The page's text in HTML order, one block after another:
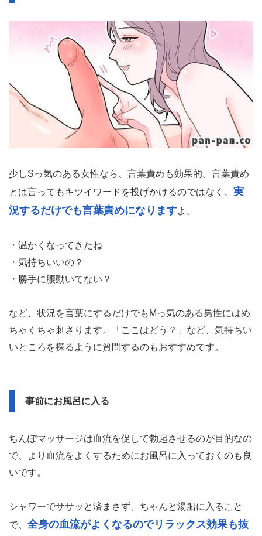
少しSっ気のある女性なら、言葉責めも効果的。言葉責め
とは言ってもキツイワードを投げかけるのではなく、 実
況するだけでも言葉責めになりますよ。
・温かくなってきたね
・気持ちいいの？
・勝手に腰動いてない？
など、状況を言葉にするだけでもMっ気のある男性にはめ
ちゃくちゃ刺さります。「ここはどう？」など、気持ちい
いところを探るように質問するのもおすすめです。
事前にお風呂に入る
ちんぽマッサージは血流を促して勃起させるのが目的なの
で、より血流をよくするためにお風呂に入っておくのも良
いです。
シャワーでササッと済まさず、ちゃんと湯船に入ること
で、 全身の血流がよくなるのでリラックス効果も抜